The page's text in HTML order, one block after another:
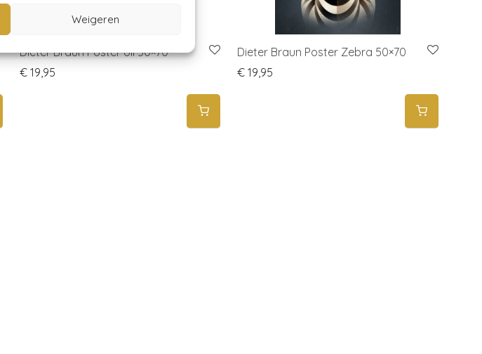
Weigeren
Dieter Braun Poster Uil 50×70
€19,95
Dieter Braun Poster Zebra 50×70
€ 19,95